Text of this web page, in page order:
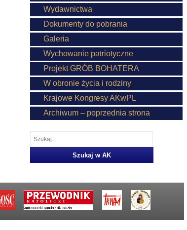
Wydawnictwa
Dokumenty do pobrania
Galeria
Wychowanie patriotyczne
Projekt GRÓB BOHATERA
W obronie życia i rodziny
Krajowe Kongresy AKwPL
Archiwum – poprzednia strona